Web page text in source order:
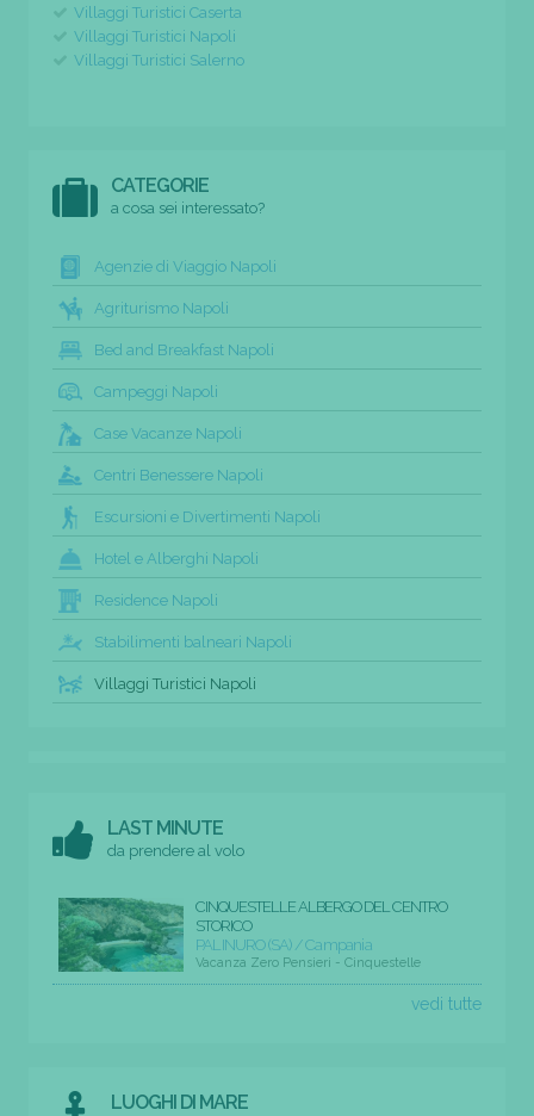
Villaggi Turistici Caserta
Villaggi Turistici Napoli
Villaggi Turistici Salerno
CATEGORIE
a cosa sei interessato?
Agenzie di Viaggio Napoli
Agriturismo Napoli
Bed and Breakfast Napoli
Campeggi Napoli
Case Vacanze Napoli
Centri Benessere Napoli
Escursioni e Divertimenti Napoli
Hotel e Alberghi Napoli
Residence Napoli
Stabilimenti balneari Napoli
Villaggi Turistici Napoli
LAST MINUTE
da prendere al volo
CINQUESTELLE ALBERGO DEL CENTRO
STORICO
PALINURO (SA) / Campania
Vacanza Zero Pensieri - Cinquestelle
vedi tutte
LUOGHI DI MARE